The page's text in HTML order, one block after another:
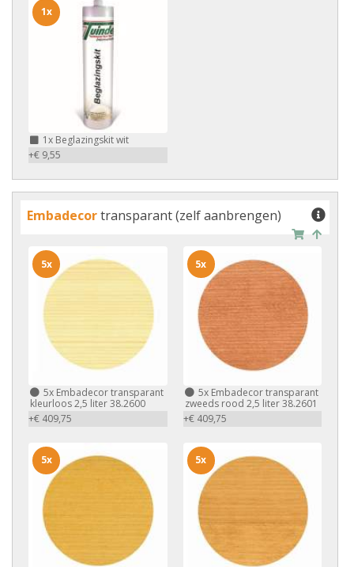
1x Beglazingskit wit
+€ 9,55
1x
Embadecortransparant (zelf aanbrengen)
5x Embadecor transparant
kleurloos 2,5 liter 38.2600
+€ 409,75
5x
5xEmbadecor transparant
zweeds rood 2,5 liter 38.2601
+€ 409,75
5x
5x 5x